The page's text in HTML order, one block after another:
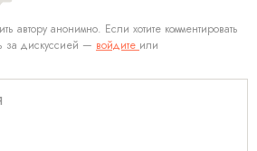
автору анонимно. Если хотите комментировать
за дискуссией — войдите или